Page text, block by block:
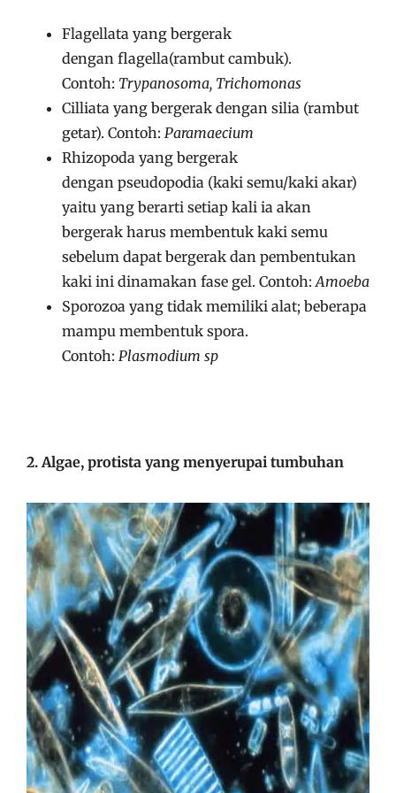
Flagellata yang bergerak
dengan flagella(rambut cambuk).
Contoh: Trypanosoma, Trichomonas
Cilliata yang bergerak dengan silia (rambut
getar). Contoh: Paramaecium
Rhizopoda yang bergerak
dengan pseudopodia (kaki semu/kaki akar)
yaitu yang berarti setiap kali ia akan
bergerak harus membentuk kaki semu
sebelum dapat bergerak dan pembentukan
kaki ini dinamakan fase gel. Contoh: Amoeba
Sporozoa yang tidak memiliki alat; beberapa
mampu membentuk spora.
Contoh: Plasmodium sp
2. Algae, protista yang menyerupai tumbuhan